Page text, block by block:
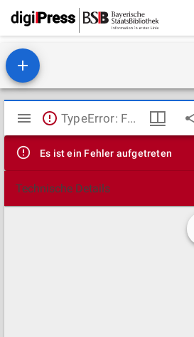
Mirador
Viewer
TypeError: Failed to fetch
Es ist ein Fehler aufgetreten
Technische Details